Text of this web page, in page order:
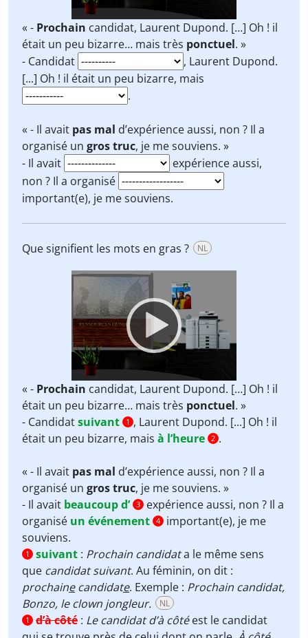
« - Prochain candidat, Laurent Dupond. […] Oh ! il
était un peu bizarre… mais très ponctuel. »
- Candidat
, Laurent Dupond.
[...] Oh ! il était un peu bizarre, mais
.
« - Il avait pas mal d’expérience aussi, non ? Il a
organisé un gros truc, je me souviens. »
- Il avait
expérience aussi,
non ? Il a organisé
important(e), je me souviens.
Que signifient les mots en gras ? NL
Video
Player
« - Prochain candidat, Laurent Dupond. […] Oh ! il
était un peu bizarre… mais très ponctuel. »
- Candidatsuivant 1 , Laurent Dupond. [...] Oh ! il
était un peu bizarre, mais à l’heure 2 .
« - Il avait pas mal d’expérience aussi, non ? Il a
organisé un gros truc, je me souviens. »
- Il avait beaucoup d’ 3
expérience aussi, non ? Il a
organisé un événement 4
important(e), je me
souviens.
1 suivant : Prochain candidata le même sens
que candidat suivant. Au féminin, on dit :
prochainecandidate. Exemple : Prochain candidat,
Bonzo, le clown jongleur.
NL
1 d’à côté : Le candidat d’à côtéest le candidat